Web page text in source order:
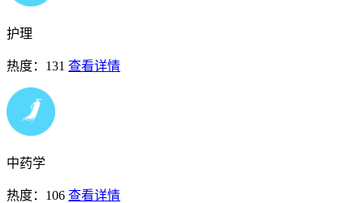
护理
热度：131 查看详情
中药学
热度：106 查看详情